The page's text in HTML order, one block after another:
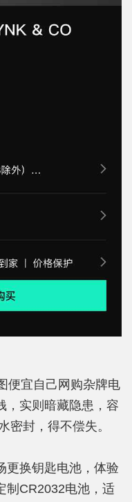
便宜自己网购杂牌电
，实则暗藏隐患，容
密封，得不偿失。
更换钥匙电池，体验
制CR2032电池，适